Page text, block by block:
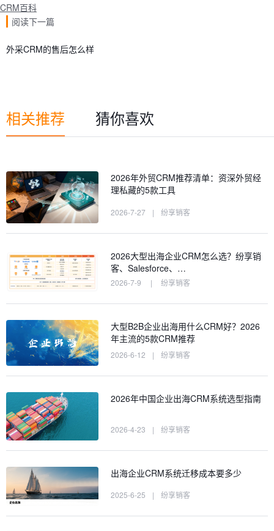
CRM百科
阅读下一篇
外采CRM的售后怎么样
相关推荐 猜你喜欢
2026年外贸CRM推荐清单：资深外贸经
理私藏的5款工具
2026-7-27 | 纷享销客
2026大型出海企业CRM怎么选？纷享销
客、Salesforce、…
2026-7-9 | 纷享销客
大型B2B企业出海用什么CRM好？2026
年主流的5款CRM推荐
2026-6-12 | 纷享销客
2026年中国企业出海CRM系统选型指南
2026-4-23 | 纷享销客
出海企业CRM系统迁移成本要多少
2025-6-25 | 纷享销客